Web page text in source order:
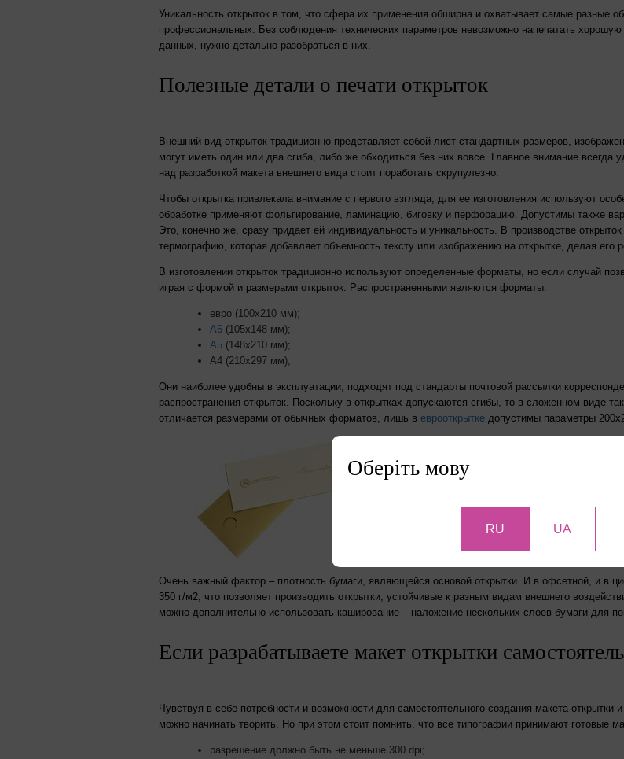
Уникальность открыток в том, что сфера их применения обширна и охватывает самые разные
профессиональных. Без соблюдения технических параметров невозможно напечатать хорошую
данных, нужно детально разобраться в них.
Полезные детали о печати открыток
Внешний вид открыток традиционно представляет собой лист стандартных размеров,
могут иметь один или два сгиба, либо же обходиться без них вовсе. Главное внимание всегда
над разработкой макета внешнего вида стоит поработать скрупулезно.
Чтобы открытка привлекала внимание с первого взгляда, для ее изготовления используют
обработке применяют фольгирование, ламинацию, биговку и перфорацию. Допустимы также
Это, конечно же, сразу придает ей индивидуальность и уникальность. В производстве
термографию, которая добавляет объемность тексту или изображению на открытке, делая его
В изготовлении открыток традиционно используют определенные форматы, но если случай
играя с формой и размерами открыток. Распространенными являются форматы:
евро (100х210 мм);
А6 (105х148 мм);
А5 (148х210 мм);
А4 (210х297 мм);
Они наиболее удобны в эксплуатации, подходят под стандарты почтовой рассылки
распространения открыток. Поскольку в открытках допускаются сгибы, то в сложенном виде
отличается размерами от обычных форматов, лишь в еврооткрытке допустимы параметры
Очень важный фактор – плотность бумаги, являющейся основой открытки. И в офсетной, и в
350 г/м2, что позволяет производить открытки, устойчивые к разным видам внешнего
можно дополнительно использовать каширование – наложение нескольких слоев бумаги для
Если разрабатываете макет открытки
Чувствуя в себе потребности и возможности для самостоятельного создания макета
можно начинать творить. Но при этом стоит помнить, что все типографии принимают готовые
разрешение должно быть не меньше 300 dpi;
Оберіть мову
RU UA